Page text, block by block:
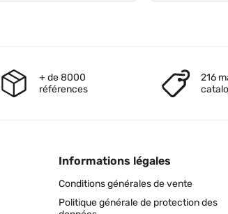
+ de 8000
références
216
Informations légales
Conditions générales de vente
Politique générale de protection des